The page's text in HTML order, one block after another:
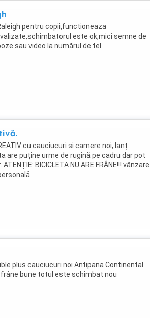
pentru copii,functioneaza
este ok,mici semne de
sau video la numărul de tel
cu cauciucuri si camere noi, lanț
are puține urme de rugină pe cadru dar pot
BICICLETA NU ARE FRÂNE!!! vânzare
plus cauciucuri noi Antipana Continental
bune totul este schimbat nou